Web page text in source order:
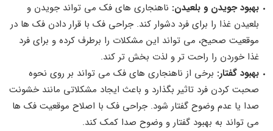
بهبود جویدن و بلعیدن: ناهنجاری های فک می تواند جویدن و
بلعیدن غذا را برای فرد دشوار کند. جراحی فک با قرار دادن فک ها در
موقعیت صحیح، می تواند این مشکلات را برطرف کرده و برای فرد
غذا خوردن را راحت تر و لذت بخش تر کند.
بهبود گفتار: برخی از ناهنجاری های فک می تواند بر روی نحوه
صحبت کردن فرد تاثیر بگذارد و باعث ایجاد مشکلاتی مانند خشونت
صدا یا عدم وضوح گفتار شود. جراحی فک با اصلاح موقعیت فک ها
می تواند به بهبود گفتار و وضوح صدا کمک کند.